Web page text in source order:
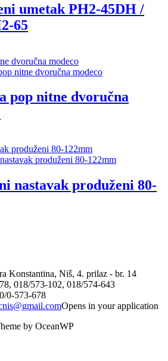
umetak PH2-45DH /
65
pop nitne dvoručna
nastavak produženi 80-
Konstantina, Niš, 4. prilaz - br. 14
018/573-102, 018/574-643
0-573-678
Opens in your application
by OceanWP